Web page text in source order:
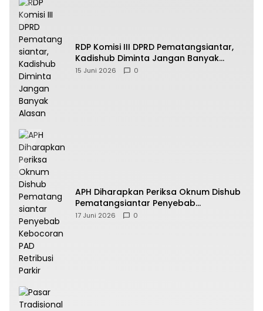
RDP Komisi III DPRD Pematangsiantar,
Kadishub Diminta Jangan Banyak
Alasan
15 Juni 2026 0
APH Diharapkan Periksa Oknum Dishub
Pematangsiantar Penyebab
Kebocoran PAD Retribusi Parkir
17 Juni 2026 0